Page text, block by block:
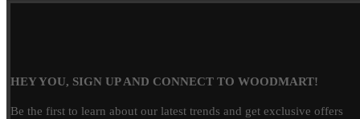
HEY YOU, SIGN UP AND CONNECT TO WOODMART!
Be the first to learn about our latest trends and get exclusive offers